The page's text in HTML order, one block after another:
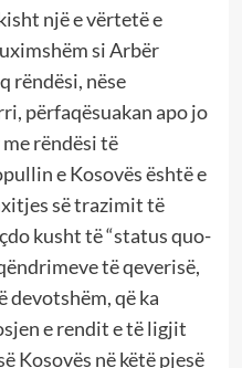
një e vërtetë e
si Arbër
rëndësi, nëse
përfaqësuakan apo jo
rëndësi të
e Kosovës është e
së trazimit të
kusht të “status quo-
të qeverisë,
që ka
e rendit e të ligjit
Kosovës në këtë pjesë